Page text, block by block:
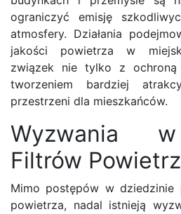
ograniczyć emisję
atmosfery. Działania
jakości powietrza w
związek nie tylko z
tworzeniem bardziej
przestrzeni dla mieszkańców.
Wyzwania
Filtrów
Mimo postępów w dziedzinie
powietrza, nadal istnieją